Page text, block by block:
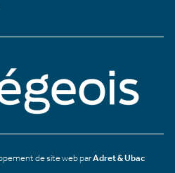
de site web parAdret & Ubac